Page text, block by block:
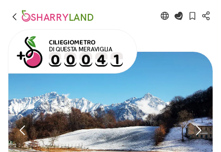
SHARRYLAND
CILIEGIOMETRO
DI QUESTA MERAVIGLIA